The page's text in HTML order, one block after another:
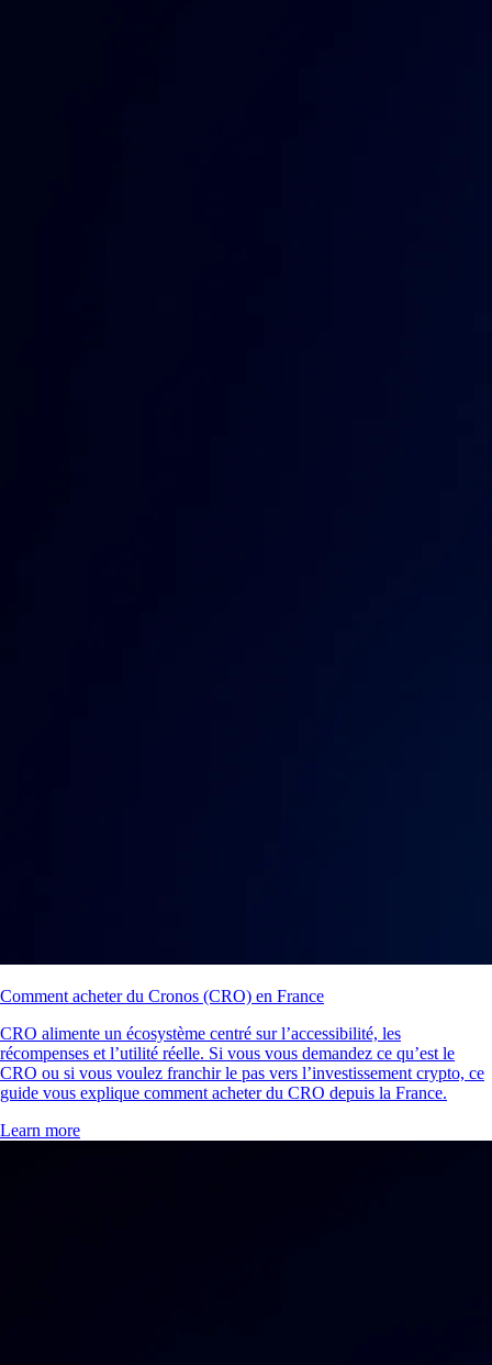
Comment acheter du Cronos (CRO) en France
CRO alimente un écosystème centré sur l’accessibilité, les
récompenses et l’utilité réelle. Si vous vous demandez ce qu’est le
CRO ou si vous voulez franchir le pas vers l’investissement crypto, ce
guide vous explique comment acheter du CRO depuis la France.
Learn more